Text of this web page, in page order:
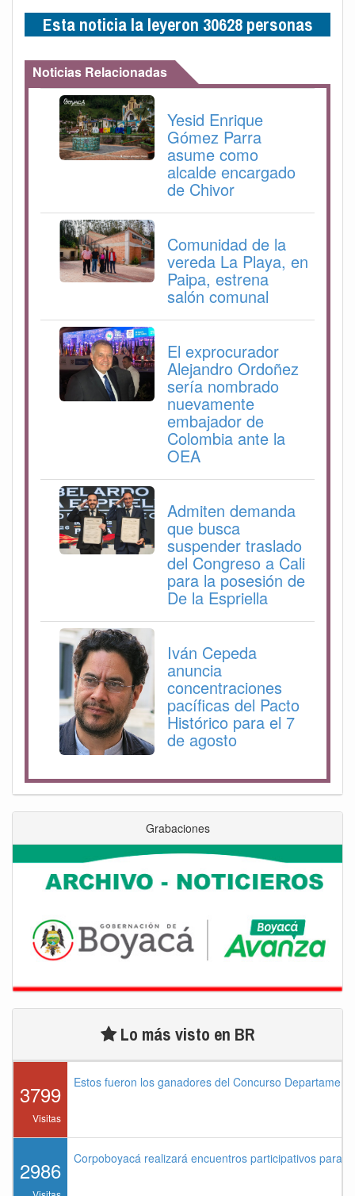
Esta noticia la leyeron 30628 personas
Noticias Relacionadas
Yesid Enrique
Gómez Parra
asume como
alcalde encargado
de Chivor
Comunidad de la
vereda La Playa, en
Paipa, estrena
salón comunal
El exprocurador
Alejandro Ordoñez
sería nombrado
nuevamente
embajador de
Colombia ante la
OEA
Admiten demanda
que busca
suspender traslado
del Congreso a Cali
para la posesión de
De la Espriella
Iván Cepeda
anuncia
concentraciones
pacíficas del Pacto
Histórico para el 7
de agosto
Grabaciones
Lo más visto en BR
3799
Visitas
Estos fueron los ganadores del Concurso
2986 Corpoboyacá realizará encuentros participativos para